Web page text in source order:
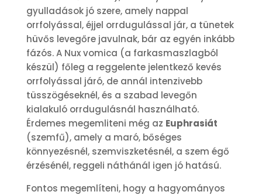
gyulladások jó szere, amely nappal
orrfolyással, éjjel orrdugulással jár, a tünetek
hüvős levegőre javulnak, bár az egyén inkább
fázós. A Nux vomica (a farkasmaszlagból
készül) főleg a reggelente jelentkező kevés
orrfolyással járó, de annál intenzivebb
tüsszögéseknél, és a szabad levegőn
kialakuló orrdugulásnál használható.
Érdemes megemliteni még az Euphrasiát
(szemfű), amely a maró, bőséges
könnyezésnél, szemviszketésnél, a szem égő
érzésénél, reggeli náthánál igen jó hatású.
Fontos megemlíteni, hogy a hagyományos